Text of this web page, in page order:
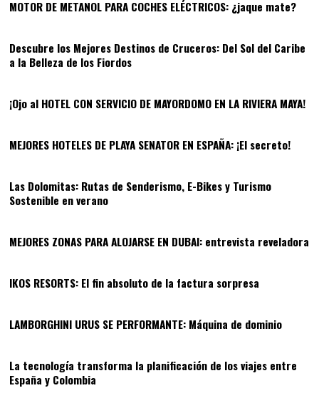
MOTOR DE METANOL PARA COCHES ELÉCTRICOS: ¿jaque mate?
06
Descubre los Mejores Destinos de Cruceros: Del Sol del Caribe
a la Belleza de los Fiordos
¡Ojo al HOTEL CON SERVICIO DE MAYORDOMO EN LA RIVIERA MAYA!
08
MEJORES HOTELES DE PLAYA SENATOR EN ESPAÑA: ¡El secreto!
09
Las Dolomitas: Rutas de Senderismo, E-Bikes y Turismo
Sostenible en verano
MEJORES ZONAS PARA ALOJARSE EN DUBAI: entrevista reveladora
11
IKOS RESORTS: El fin absoluto de la factura sorpresa
LAMBORGHINI URUS SE PERFORMANTE: Máquina de dominio13
La tecnología transforma la planificación de los viajes entre
España y Colombia